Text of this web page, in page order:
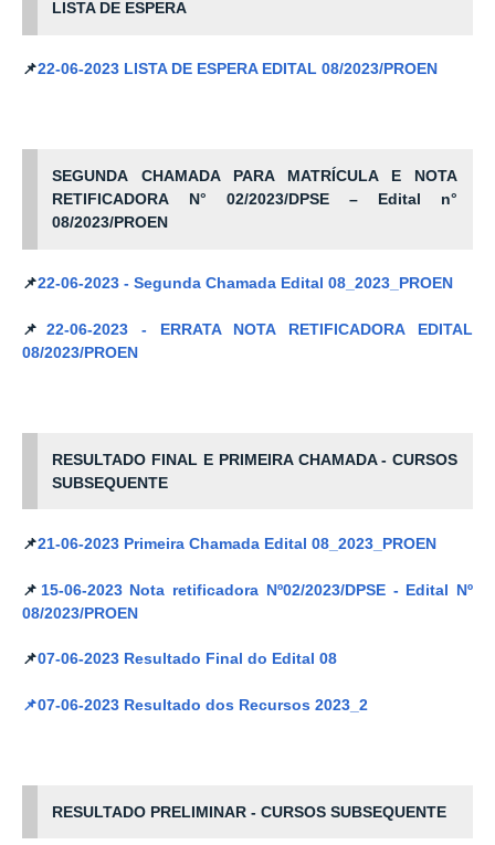
LISTA DE ESPERA
📌22-06-2023 LISTA DE ESPERA EDITAL 08/2023/PROEN
SEGUNDA CHAMADA PARA MATRÍCULA E
NOTA
RETIFICADORA N° 02/2023/DPSE – Edital n°
08/2023/PROEN
📌22-06-2023 - Segunda Chamada Edital 08_2023_PROEN
📌 22-06-2023 -
ERRATA NOTA RETIFICADORA EDITAL
08/2023/PROEN
RESULTADO FINAL E PRIMEIRA CHAMADA - CURSOS
SUBSEQUENTE
📌21-06-2023 Primeira Chamada Edital 08_2023_PROEN
📌 15-06-2023 Nota retificadora Nº02/2023/DPSE - Edital Nº
08/2023/PROEN
📌07-06-2023 Resultado Final do Edital 08
📌07-06-2023 Resultado dos Recursos 2023_2
RESULTADO PRELIMINAR - CURSOS SUBSEQUENTE